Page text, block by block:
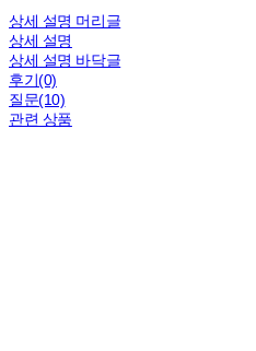
상세 설명 머리글
상세 설명
상세 설명 바닥글
후기(0)
질문(10)
관련 상품